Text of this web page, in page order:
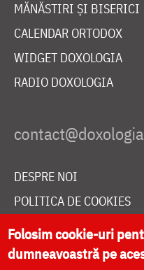
MĂNĂSTIRI ȘI BISERICI
CALENDAR ORTODOX
WIDGET DOXOLOGIA
RADIO DOXOLOGIA
DESPRE NOI
POLITICA DE COOKIES
DONEAZĂ ONLINE
Folosim cookie-uri
dumneavoastră pe